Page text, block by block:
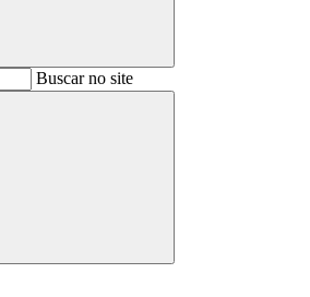
BuscarBuscar no site
Buscar